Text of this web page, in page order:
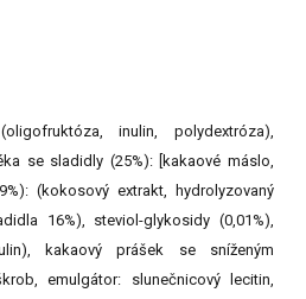
inulin, polydextróza),
se sladidly (25%): [kakaové máslo,
(kokosový extrakt, hydrolyzovaný
16%), steviol-glykosidy (0,01%),
kakaový prášek se sníženým
emulgátor: slunečnicový lecitin,